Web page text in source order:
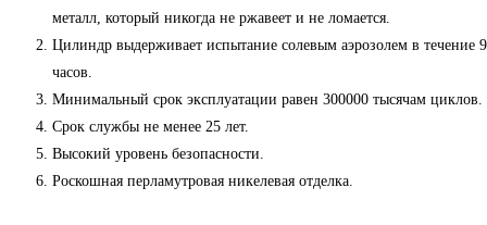
металл, который никогда не ржавеет и не ломается.
Цилиндр выдерживает испытание солевым аэрозолем в течение
часов.
Минимальный срок эксплуатации равен 300000 тысячам циклов.
Срок службы не менее 25 лет.
Высокий уровень безопасности.
Роскошная перламутровая никелевая отделка.